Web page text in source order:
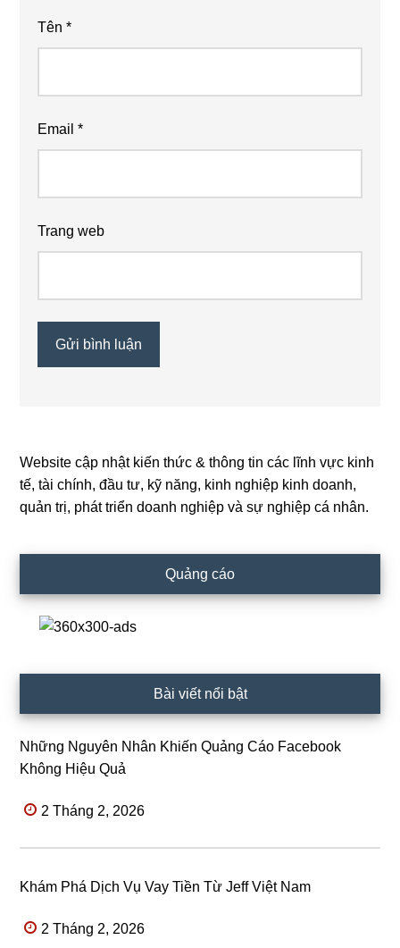
Tên*
Email*
Trang web
Primary
Sidebar
Website cập nhật kiến thức & thông tin các lĩnh vực kinh
tế, tài chính, đầu tư, kỹ năng, kinh nghiệp kinh doanh,
quản trị, phát triển doanh nghiệp và sự nghiệp cá nhân.
Quảng cáo
Bài viết nổi bật
Những Nguyên Nhân Khiến Quảng Cáo Facebook
Không Hiệu Quả
2 Tháng 2, 2026
Khám Phá Dịch Vụ Vay Tiền Từ Jeff Việt Nam
2 Tháng 2, 2026